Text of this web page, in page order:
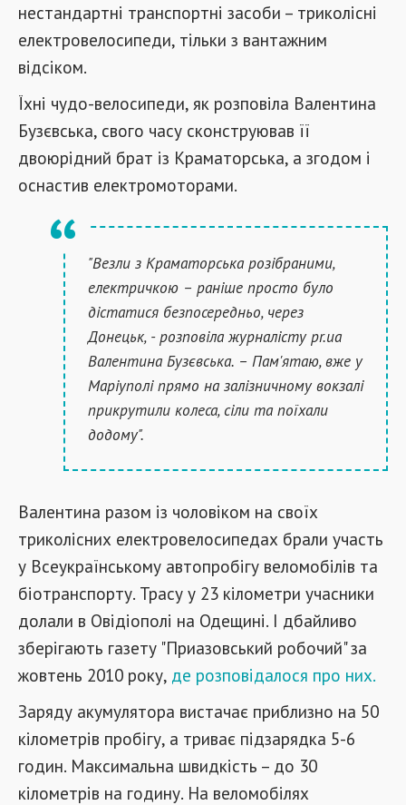
нестандартні транспортні засоби – триколісні
електровелосипеди, тільки з вантажним
відсіком.
Їхні чудо-велосипеди, як розповіла Валентина
Бузєвська, свого часу сконструював її
двоюрідний брат із Краматорська, а згодом і
оснастив електромоторами.
"Везли з Краматорська розібраними,
електричкою – раніше просто було
дістатися безпосередньо, через
Донецьк, - розповіла журналісту pr.ua
Валентина Бузєвська. – Пам'ятаю, вже у
Маріуполі прямо на залізничному вокзалі
прикрутили колеса, сіли та поїхали
додому".
Валентина разом із чоловіком на своїх
триколісних електровелосипедах брали участь
у Всеукраїнському автопробігу веломобілів та
біотранспорту. Трасу у 23 кілометри учасники
долали в Овідіополі на Одещині. І дбайливо
зберігають газету "Приазовський робочий" за
жовтень 2010 року, де розповідалося про них.
Заряду акумулятора вистачає приблизно на 50
кілометрів пробігу, а триває підзарядка 5-6
годин. Максимальна швидкість – до 30
кілометрів на годину. На веломобілях